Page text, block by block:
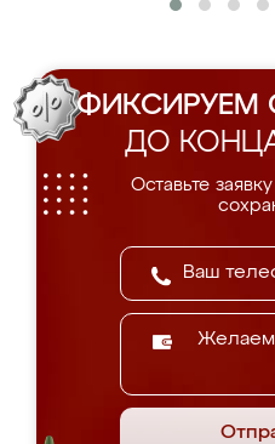
ФИКСИРУЕМ
ДО
Оставьте